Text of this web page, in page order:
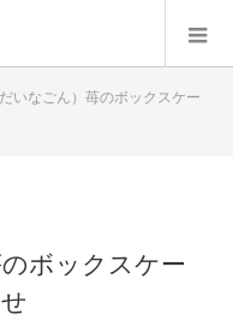
だいなごん）苺のボックスケー
ボックスケー